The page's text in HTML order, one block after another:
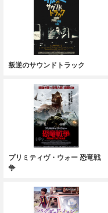
叛逆のサウンドトラック
プリミティヴ・ウォー 恐竜戦
争